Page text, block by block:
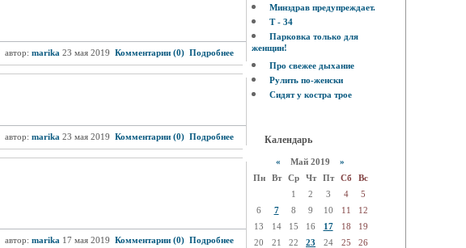
автор: marika 23 мая 2019 Комментарии (0) Подробнее
автор: marika 23 мая 2019 Комментарии (0) Подробнее
автор: marika 17 мая 2019 Комментарии (0) Подробнее
Минздрав предупреждает.
Т - 34
Парковка только для
женщин!
Про свежее дыхание
Рулить по-женски
Сидят у костра трое
Календарь
« Май 2019 »
Пн
Вт Ср Чт Пт Сб
Вс
1
2 3 4
5
6
7 8 9 10 11
12
13
14 15 16 17 18
19
20
21 22 23 24 25
26